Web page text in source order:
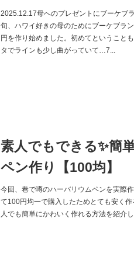
2025.12.17母へのプレゼントにブーケブ
旬、ハワイ好きの母のためにブーケブラ
円を作り始めました。初めてということ
タでラインも少し曲がっていて…7...
素人でもできる✨簡
ペン作り【100均】
今回、巷で噂のハーバリウムペンを実際
て100円均一で購入したためとても安く
人でも簡単にかわいく作れる方法を紹介